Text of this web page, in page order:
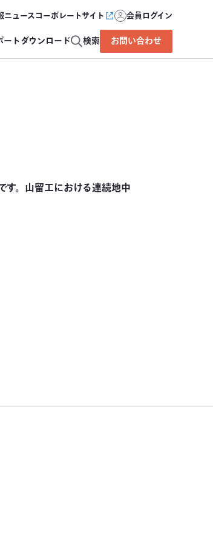
ニュースコーポレートサイト 会員ログイン
ートダウンロード 検索 お問い合わせ
。山留工における連続地中